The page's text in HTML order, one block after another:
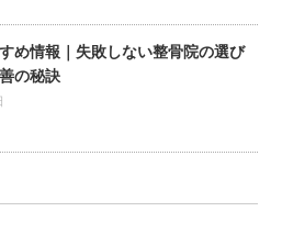
め情報｜失敗しない整骨院の選び
の秘訣